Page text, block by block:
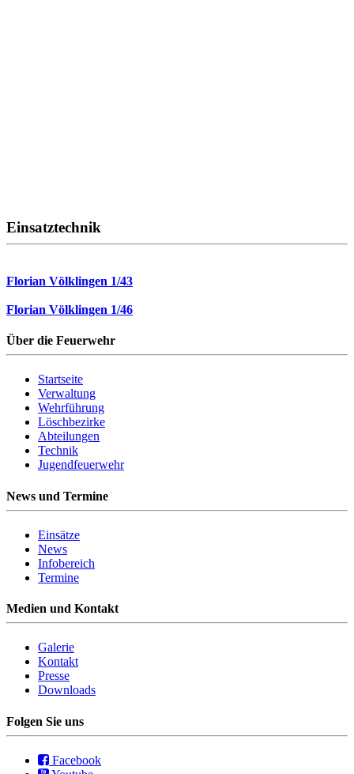
Einsatztechnik
Florian Völklingen 1/43
Florian Völklingen 1/46
Über die Feuerwehr
Startseite
Verwaltung
Wehrführung
Löschbezirke
Abteilungen
Technik
Jugendfeuerwehr
News und Termine
Einsätze
News
Infobereich
Termine
Medien und Kontakt
Galerie
Kontakt
Presse
Downloads
Folgen Sie uns
Facebook